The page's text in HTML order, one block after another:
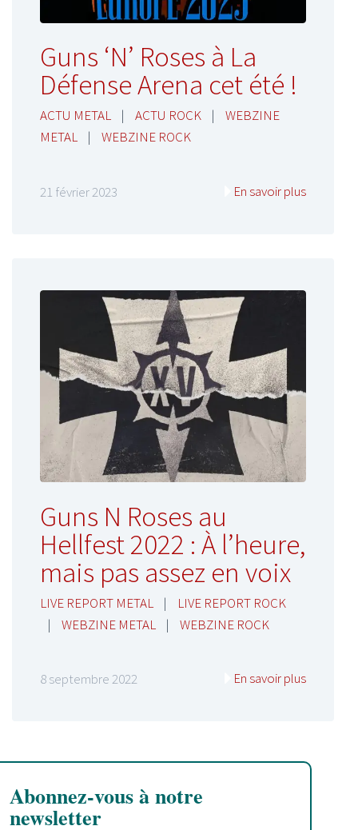
Guns ‘N’ Roses à La
Défense Arena cet été !
ACTU METAL | ACTU ROCK |
WEBZINE
METAL
| WEBZINE ROCK
21 février 2023 En savoir plus
Guns N Roses au
Hellfest 2022 : À l’heure,
mais pas assez en voix
LIVE REPORT METAL |
LIVE REPORT ROCK
|
WEBZINE METAL | WEBZINE ROCK
8 septembre 2022 En savoir plus
Abonnez-vous à notre
newsletter